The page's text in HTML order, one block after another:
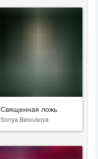
Священная ложь
Sonya Belousova